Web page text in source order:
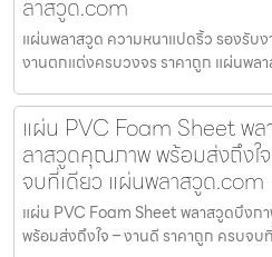
ลาสวูด.com
แผ่นพลาสวูด ความหนาแปดริ้ว รองรับง
งานตกแต่งครบวงจร ราคาถูก แผ่นพล
แผ่น PVC Foam Sheet พ
ลาสวูดคุณภาพ พร้อมส่งถึงใ
จบที่เดียว แผ่นพลาสวูด.com
แผ่น PVC Foam Sheet พลาสวูดบึง
พร้อมส่งถึงใจ – งานดี ราคาถูก ครบจ